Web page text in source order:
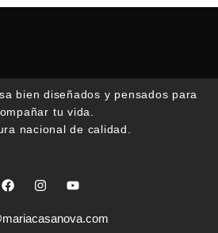
bien diseñados y pensados para
tu vida.
nacional de calidad.
F
a
e
I
n
t
Y
o
t